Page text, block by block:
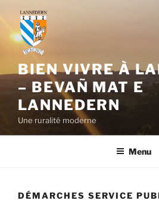
contenu
principal
BIEN VIVRE À
– BEVAÑ MAT E
LANNEDERN
Une ruralité moderne
Menu
DÉMARCHES SERVICE